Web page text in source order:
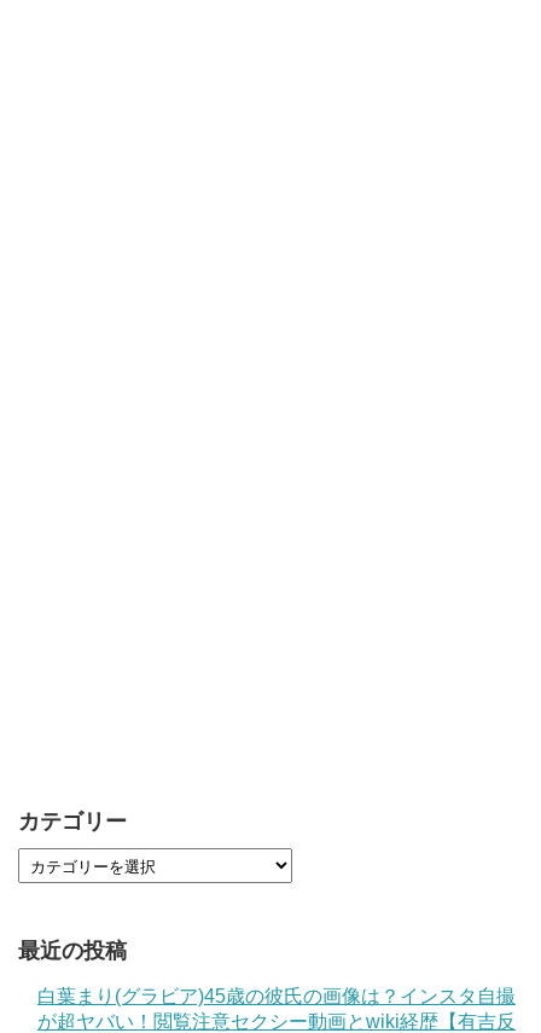
カテゴリー
最近の投稿
白葉まり(グラビア)45歳の彼氏の画像は？インスタ自撮
が超ヤバい！閲覧注意セクシー動画とwiki経歴【有吉反